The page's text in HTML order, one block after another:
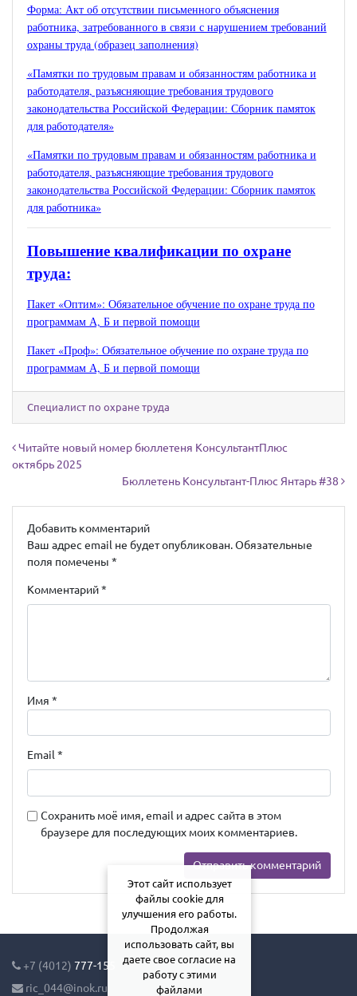
Форма: Акт об отсутствии письменного объяснения
работника, затребованного в связи с нарушением требований
охраны труда (образец заполнения)
«Памятки по трудовым правам и обязанностям работника и
работодателя, разъясняющие требования трудового
законодательства Российской Федерации: Сборник памяток
для работодателя»
«Памятки по трудовым правам и обязанностям работника и
работодателя, разъясняющие требования трудового
законодательства Российской Федерации: Сборник памяток
для работника»
Повышение квалификации по охране
труда:
Пакет «Оптим»: Обязательное обучение по охране труда по
программам А, Б и первой помощи
Пакет «Проф»: Обязательное обучение по охране труда по
программам А, Б и первой помощи
Специалист по охране труда
Навигация по записям
Читайте новый номер бюллетеня КонсультантПлюс
октябрь 2025
Бюллетень Консультант-Плюс Янтарь #38
Добавить комментарий
Ваш адрес email не будет опубликован. Обязательные
поля помечены *
Комментарий*
Имя *
Email*
Сохранить моё имя, email и адрес сайта в этом
браузере для последующих моих комментариев.
+7 (4012) 777-155
ric_044@inok.ru
Этот сайт использует
файлы cookie для
улучшения его работы.
Продолжая
использовать сайт, вы
даете свое согласие на
работу с этими
файлами